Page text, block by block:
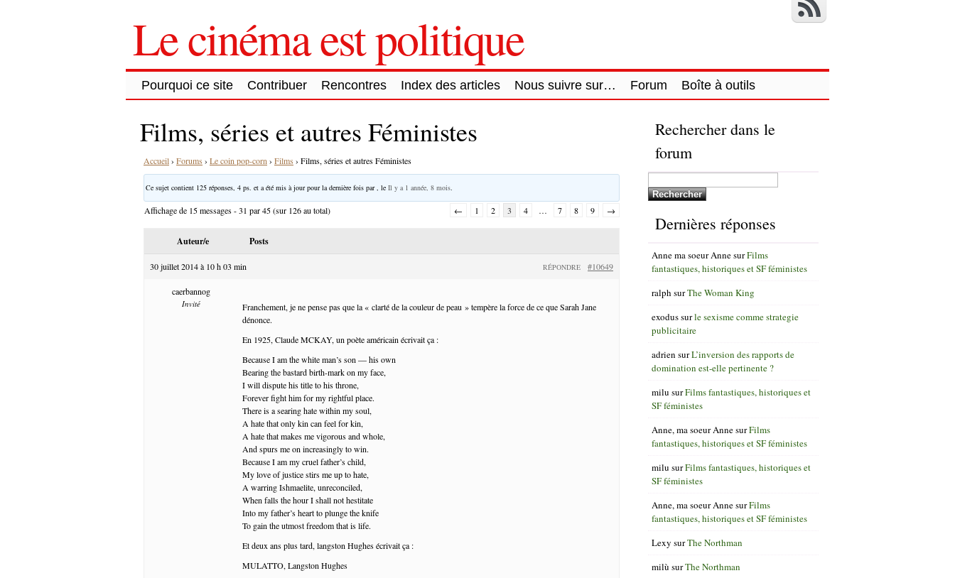
Le cinéma est politique
Pourquoi ce site Contribuer Rencontres Index des articles Nous suivre sur… Forum Boîte à outils
Films, séries et autres Féministes
Accueil› Forums › Le coin pop-corn › Films › Films, séries et autres Féministes
Ce sujet contient 125 réponses, 4 ps. et a été mis à jour pour la dernière fois par , le Il y a 1 année, 8 mois
Affichage de 15 messages - 31 par 45 (sur 126 au total) ← 1 2 3 4 … 7 8 9 →
Auteur/e Posts
30 juillet 2014 à 10 h 03 min #10649
RÉPONDRE
caerbannog
Invité
Franchement, je ne pense pas que la « clarté de la couleur de peau » tempère la force de ce que Sarah Jane
dénonce.
En 1925, Claude MCKAY, un poète américain écrivait ça :
Because I am the white man’s son — his own
Bearing the bastard birth-mark on my face,
I will dispute his title to his throne,
Forever fight him for my rightful place.
There is a searing hate within my soul,
A hate that only kin can feel for kin,
A hate that makes me vigorous and whole,
And spurs me on increasingly to win.
Because I am my cruel father’s child,
My love of justice stirs me up to hate,
A warring Ishmaelite, unreconciled,
When falls the hour I shall not hestitate
Into my father’s heart to plunge the knife
To gain the utmost freedom that is life.
Et deux ans plus tard, langston Hughes écrivait ça :
MULATTO, Langston Hughes
Rechercher dans le
forum
Dernières réponses
Anne ma soeur AnnesurFilms
fantastiques, historiques et SF féministes
ralph surThe Woman King
exodussurle sexisme comme strategie
publicitaire
adrien surL’inversion des rapports de
domination est-elle pertinente ?
milu surFilms fantastiques, historiques et
SF féministes
Anne, ma soeur AnnesurFilms
fantastiques, historiques et SF féministes
milu surFilms fantastiques, historiques et
SF féministes
Anne, ma soeur AnnesurFilms
fantastiques, historiques et SF féministes
Lexy surThe Northman
milù surThe Northman